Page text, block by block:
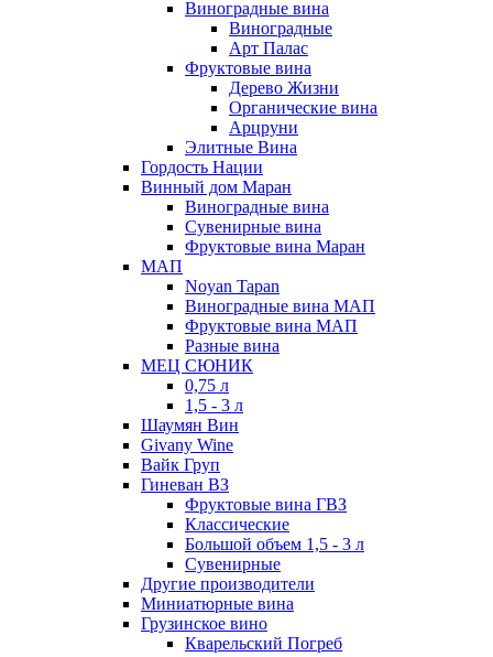
Виноградные вина
Виноградные
Арт Палас
Фруктовые вина
Дерево Жизни
Органические вина
Арцруни
Элитные Вина
Гордость Нации
Винный дом Маран
Виноградные вина
Сувенирные вина
Фруктовые вина Маран
МАП
Noyan Tapan
Виноградные вина МАП
Фруктовые вина МАП
Разные вина
МЕЦ СЮНИК
0,75 л
1,5 - 3 л
Шаумян Вин
Givany Wine
Вайк Груп
Гиневан ВЗ
Фруктовые вина ГВЗ
Классические
Большой объем 1,5 - 3 л
Сувенирные
Другие производители
Миниатюрные вина
Грузинское вино
Кварельский Погреб